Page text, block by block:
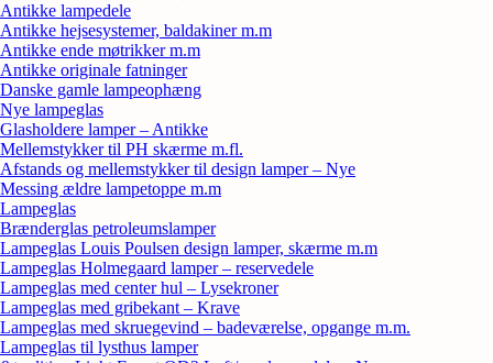
Antikke lampedele
Antikke hejsesystemer, baldakiner m.m
Antikke ende møtrikker m.m
Antikke originale fatninger
Danske gamle lampeophæng
Nye lampeglas
Glasholdere lamper – Antikke
Mellemstykker til PH skærme m.fl.
Afstands og mellemstykker til design lamper – Nye
Messing ældre lampetoppe m.m
Lampeglas
Brænderglas petroleumslamper
Lampeglas Louis Poulsen design lamper, skærme m.m
Lampeglas Holmegaard lamper – reservedele
Lampeglas med center hul – Lysekroner
Lampeglas med gribekant – Krave
Lampeglas med skruegevind – badeværelse, opgange m.m.
Lampeglas til lysthus lamper